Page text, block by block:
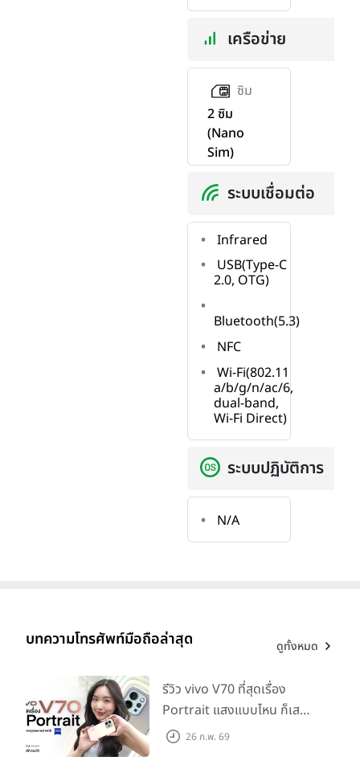
เครือข่าย
ซิม
2 ซิม
(Nano
Sim)
ระบบเชื่อมต่อ
Infrared
USB(Type-C
2.0, OTG)
Bluetooth(5.3)
NFC
Wi-Fi(802.11
a/b/g/n/ac/6,
dual-band,
Wi-Fi Direct)
ระบบปฏิบัติการ
N/A
บทความโทรศัพท์มือถือล่าสุด ดูทั้งหมด
รีวิว vivo V70 ที่สุดเรื่อง
Portrait แสงแบบไหน ก็เส
กช็อตให้สวยได้!
26 ก.พ. 69